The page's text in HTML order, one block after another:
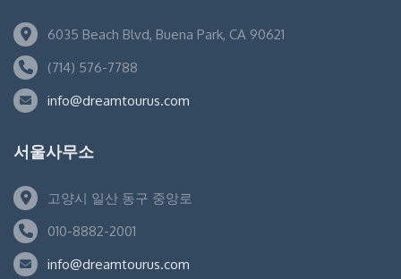
6035 Beach Blvd, Buena Park, CA 90621
(714) 576-7788
info@dreamtourus.com
서울사무소
고양시 일산 동구 중앙로
010-8882-2001
info@dreamtourus.com